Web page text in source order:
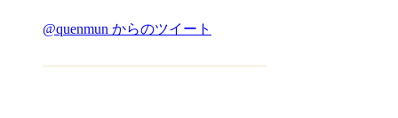
@quenmun からのツイート